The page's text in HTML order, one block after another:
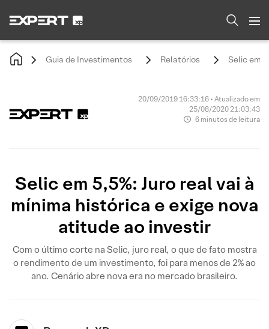
Guia de Investimentos Relatórios Selic em
20/09/2019 16:33:16 • Atualizado em
25/08/2020 21:03:43
6 minutos de leitura
Selic em 5,5%: Juro real vai à
mínima histórica e exige nova
atitude ao investir
Com o último corte na Selic, juro real, o que de fato mostra
o rendimento de um investimento, foi para menos de 2% ao
ano. Cenário abre nova era no mercado brasileiro.